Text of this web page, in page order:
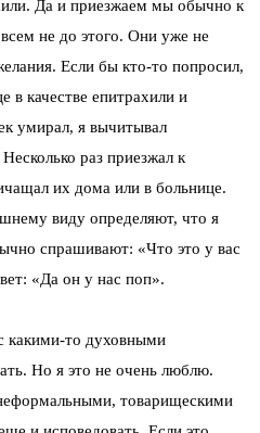
Да и приезжаем мы обычно к
не до этого. Они уже не
Если бы кто-то попросил,
в качестве епитрахили и
умирал, я вычитывал
раз приезжал к
их дома или в больнице.
виду определяют, что я
спрашивают: «Что это у вас
«Да он у нас поп».
какими-то духовными
Но я это не очень люблю.
товарищескими